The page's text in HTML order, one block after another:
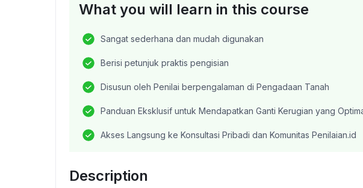
What you will learn in this course
Sangat sederhana dan mudah digunakan
Berisi petunjuk praktis pengisian
Disusun oleh Penilai berpengalaman di Pengadaan Tanah
Panduan Eksklusif untuk Mendapatkan Ganti Kerugian yang
Akses Langsung ke Konsultasi Pribadi dan Komunitas Penilaian.id
Description